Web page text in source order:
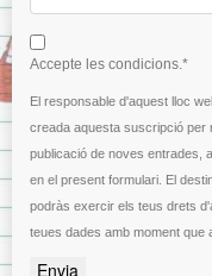
I agree terms and
Accepte les condicions.*
El responsable d'aquest lloc
creada aquesta suscripció per
publicació de noves entrades,
en el present formulari. El destinatari de les teues dades està ubicat a Espanya i
podràs exercir els teus drets
teues dades amb moment que